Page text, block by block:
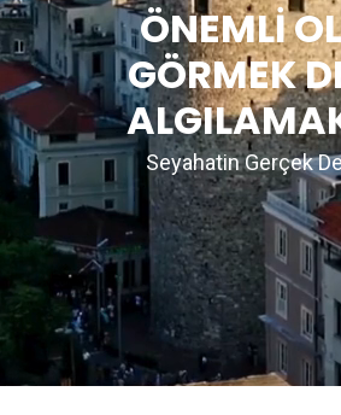
ÖNEMLİ
GÖRMEK
Seyahatin Gerçek